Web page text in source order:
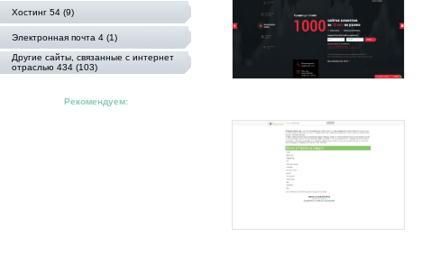
Хостинг 54 (9)
Электронная почта 4 (1)
Другие сайты, связанные с интернет
отраслью 434 (103)
Рекомендуем: